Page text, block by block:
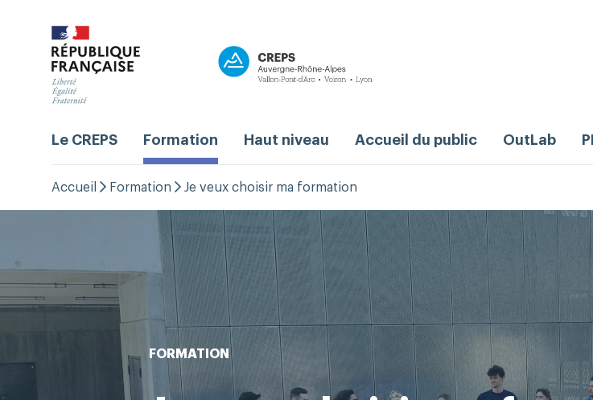
Le CREPS Formation Haut niveau Accueil du public OutLab
Accueil Formation Je veux choisir ma formation
FORMATION